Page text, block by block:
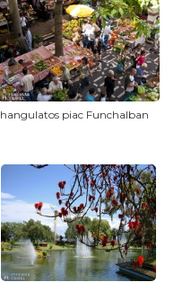
hangulatos piac Funchalban